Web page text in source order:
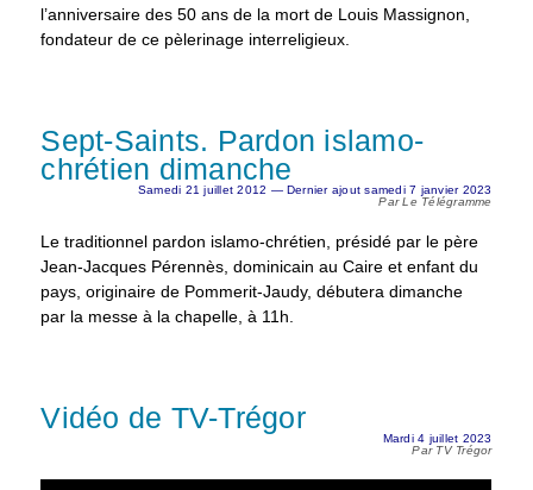
l’anniversaire des 50 ans de la mort de Louis Massignon,
fondateur de ce pèlerinage interreligieux.
Sept-Saints. Pardon islamo-
chrétien dimanche
Samedi 21 juillet 2012 — Dernier ajout samedi 7 janvier 2023
Par Le Télégramme
Le traditionnel pardon islamo-chrétien, présidé par le père
Jean-Jacques Pérennès, dominicain au Caire et enfant du
pays, originaire de Pommerit-Jaudy, débutera dimanche
par la messe à la chapelle, à 11h.
Vidéo de TV-Trégor
Mardi 4 juillet 2023
Par TV Trégor